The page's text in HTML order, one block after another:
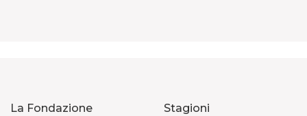
La Fondazione Stagioni